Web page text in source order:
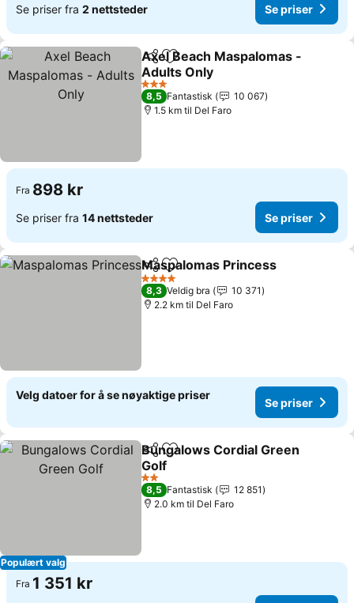
Se priser fra 2 nettsteder Se priser
Del Legg til i favoritter
Axel Beach Maspalomas -
Adults Only
3 Stjerner
8,5 Fantastisk
10 067
1.5 km til Del Faro
Fra 898 kr
Se priser fra 14 nettsteder Se priser
Del Legg til i favoritter
Maspalomas Princess
4 Stjerner
8,3 Veldig bra
10 371
2.2 km til Del Faro
Velg datoer for å se nøyaktige priser
Se priser
Populært valg
Del Legg til i favoritter
Bungalows Cordial Green
Golf
2 Stjerner
8,5 Fantastisk
12 851
2.0 km til Del Faro
Fra 1 351 kr